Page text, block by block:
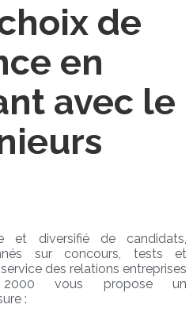
de
en
avec le
et diversifié de candidats,
sur concours, tests et
des relations entreprises
vous propose un
: